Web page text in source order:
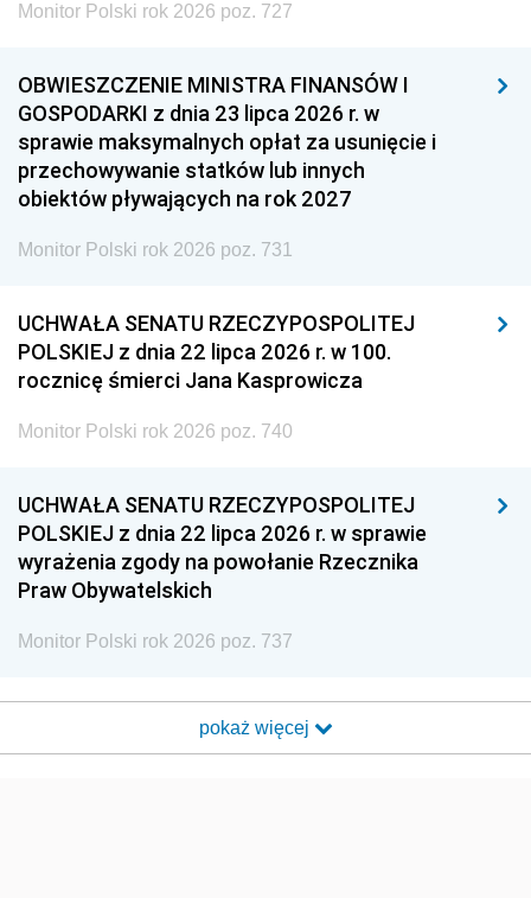
Monitor Polski rok 2026 poz. 727
OBWIESZCZENIE MINISTRA FINANSÓW I
GOSPODARKI z dnia 23 lipca 2026 r. w
sprawie maksymalnych opłat za usunięcie i
przechowywanie statków lub innych
obiektów pływających na rok 2027
Monitor Polski rok 2026 poz. 731
UCHWAŁA SENATU RZECZYPOSPOLITEJ
POLSKIEJ z dnia 22 lipca 2026 r. w 100.
rocznicę śmierci Jana Kasprowicza
Monitor Polski rok 2026 poz. 740
UCHWAŁA SENATU RZECZYPOSPOLITEJ
POLSKIEJ z dnia 22 lipca 2026 r. w sprawie
wyrażenia zgody na powołanie Rzecznika
Praw Obywatelskich
Monitor Polski rok 2026 poz. 737
pokaż więcej